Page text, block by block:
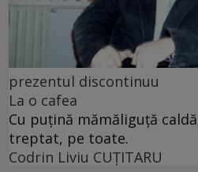
prezentul discontinuu
La o cafea
Cu puţină mămăliguţă
treptat, pe toate.
Codrin Liviu CUŢITARU